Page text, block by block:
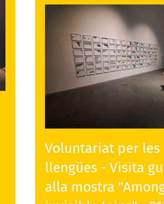
Voluntariat per les
llengües - Visita
alla mostra